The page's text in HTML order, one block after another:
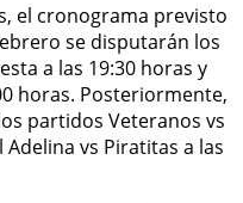
el cronograma previsto
se disputarán los
a las 19:30 horas y
horas. Posteriormente,
partidos Veteranos vs
Adelina vs Piratitas a las